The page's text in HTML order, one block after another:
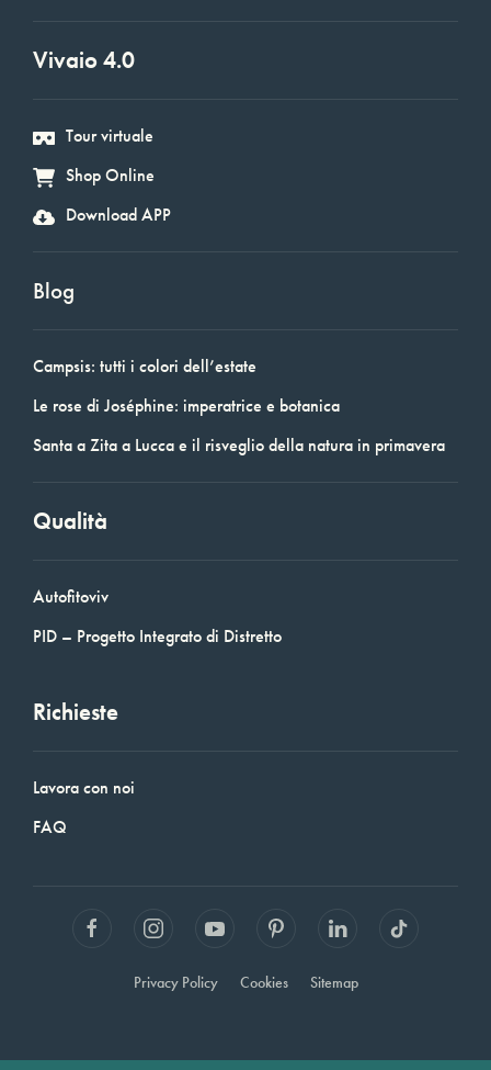
Vivaio 4.0
Tour virtuale
Shop Online
Download APP
Blog
Campsis: tutti i colori dell’estate
Le rose di Joséphine: imperatrice e botanica
Santa a Zita a Lucca e il risveglio della natura in primavera
Qualità
Autofitoviv
PID – Progetto Integrato di Distretto
Richieste
Lavora con noi
FAQ
Privacy Policy Cookies Sitemap